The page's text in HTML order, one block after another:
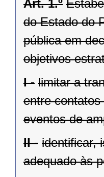
Art. 1.º
do Estado do
pública em
objetivos
I - limitar a
entre
eventos de
II - identificar,
adequado às